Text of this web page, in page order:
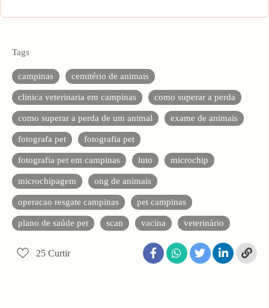
Tags
campinas cemitério de animais
clinica veterinaria em campinas como superar a perda
como superar a perda de um animal exame de animais
fotografa pet fotografia pet
fotografia pet em campinas luto microchip
microchipagem ong de animais
operacao resgate campinas pet campinas
plano de saúde pet scan vacina veterinário
25 Curtir